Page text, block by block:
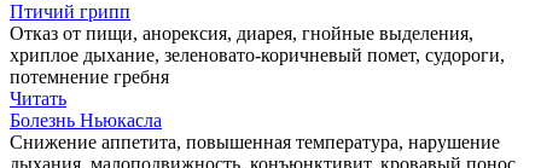
Птичий грипп
Отказ от пищи, анорексия, диарея, гнойные выделения,
хриплое дыхание, зеленовато-коричневый помет, судороги,
потемнение гребня
Читать
Болезнь Ньюкасла
Снижение аппетита, повышенная температура, нарушение
дыхания, малоподвижность, конъюнктивит, кровавый понос